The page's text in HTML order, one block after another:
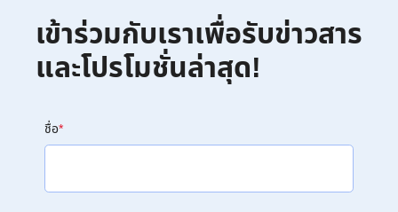
เข้าร่วมกับเราเพื่อรับข่าวสาร
และโปรโมชั่นล่าสุด!
ชื่อ*